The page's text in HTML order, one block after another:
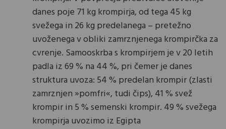
danes poje 71 kg krompirja, od tega 45 kg
svežega in 26 kg predelanega – pretežno
uvoženega v obliki zamrznjenega krompirčka za
cvrenje. Samooskrba s krompirjem je v 20 letih
padla iz 69 % na 44 %, pri čemer je danes
struktura uvoza: 54 % predelan krompir (zlasti
zamrznjen »pomfri«, tudi čips), 41 % svež
krompir in 5 % semenski krompir. 49 % svežega
krompirja uvozimo iz Egipta